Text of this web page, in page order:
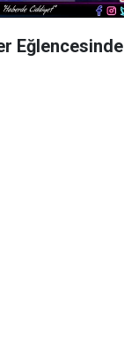
Eğlencesinde